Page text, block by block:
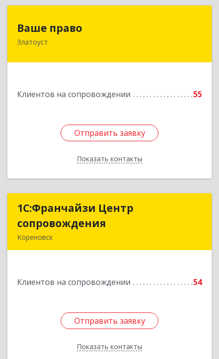
Ваше право
Златоуст
Клиентов на сопровождении 55
Отправить заявку
Показать контакты
Отправить заявку
Назад
1С:Франчайзи Центр
сопровождения
Кореновск
Клиентов на сопровождении 54
Отправить заявку
Показать контакты
1С:Франчайзи Центр
Отправить заявку
Назад